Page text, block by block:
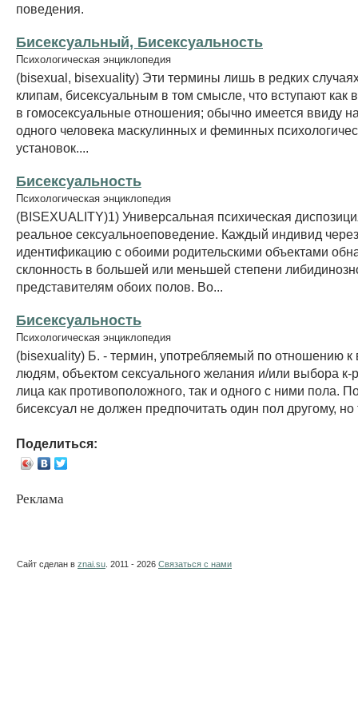
поведения.
Бисексуальный, Бисексуальность
Психологическая энциклопедия
(bisexual, bisexuality) Эти термины лишь в редких
клипам, бисексуальным в том смысле, что вступают как в
в гомосексуальные отношения; обычно имеется ввиду
одного человека маскулинных и феминных
установок....
Бисексуальность
Психологическая энциклопедия
(BISEXUALITY)1) Универсальная психическая
реальное сексуальноеповедение. Каждый индивид через
идентификацию с обоими родительскими объектами
склонность в большей или меньшей степени
представителям обоих полов. Во...
Бисексуальность
Психологическая энциклопедия
(bisexuality) Б. - термин, употребляемый по отношению к
людям, объектом сексуального желания и/или выбора к-
лица как противоположного, так и одного с ними пола.
бисексуал не должен предпочитать один пол другому, но
Поделиться:
Реклама
Сайт сделан в znai.su . 2011 - 2026 Связаться с нами